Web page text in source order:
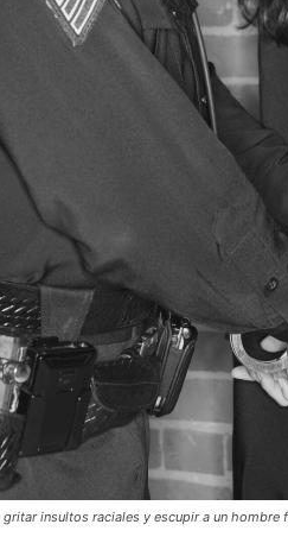
gritar insultos raciales y escupir a un hombre